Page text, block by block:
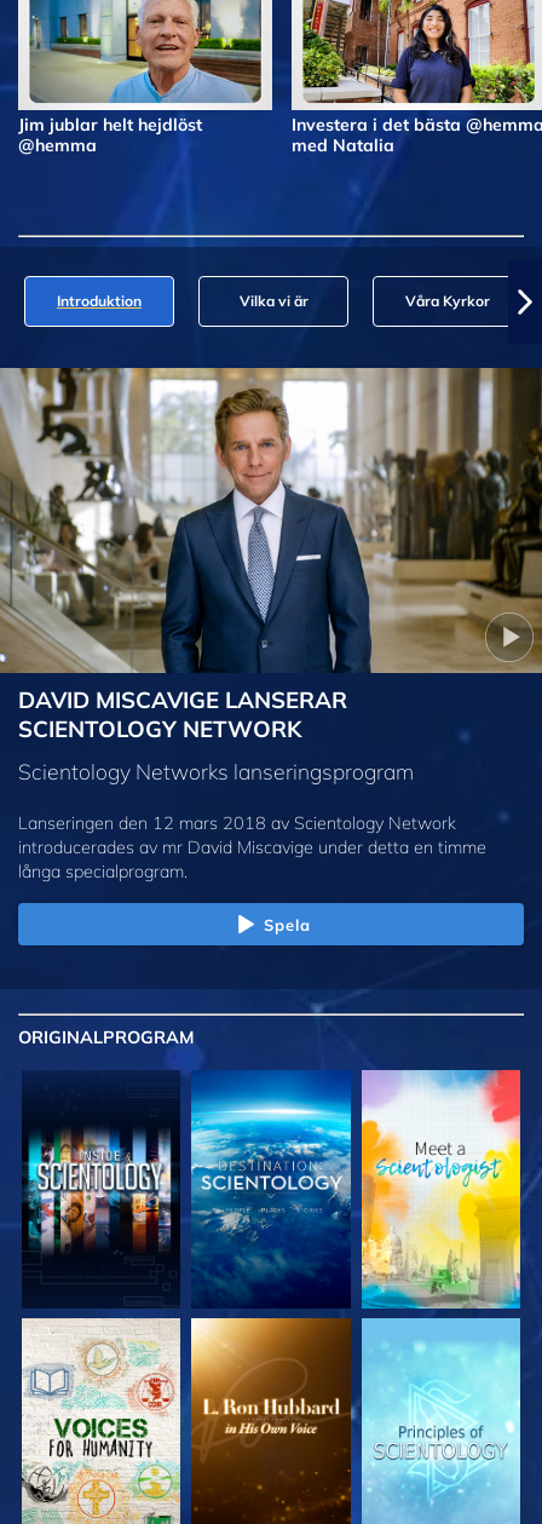
Jim jublar helt hejdlöst
@hemma
Investera i det bästa
med Natalia
Introduktion Vilka vi är Våra Kyrkor
DAVID MISCAVIGE LANSERAR
SCIENTOLOGY NETWORK
Scientology Networks lanseringsprogram
Lanseringen den 12 mars 2018 av Scientology Network
introducerades av mr David Miscavige under detta en timme
långa specialprogram.
Spela
ORIGINALPROGRAM
UTFORSKA
SERIEN
UTFORSKA
SERIEN
UTFORSKA
SERIEN